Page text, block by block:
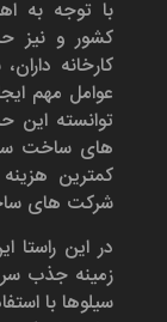
با توجه به
کشور و نیز
کارخانه
عوامل مهم
توانسته این
های ساخت
کمترین
شرکت های
در این
زمینه جذب
سیلوها با